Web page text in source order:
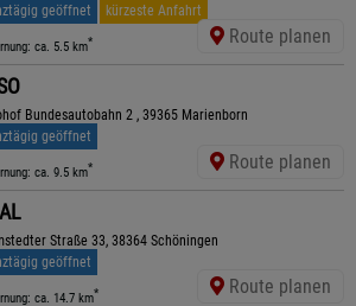
geöffnet
kürzeste Anfahrt
ca. 5.5 km* Route planen
Bundesautobahn 2 , 39365 Marienborn
geöffnet
ca. 9.5 km* Route planen
Straße 33, 38364 Schöningen
geöffnet
ca. 14.7 km* Route planen